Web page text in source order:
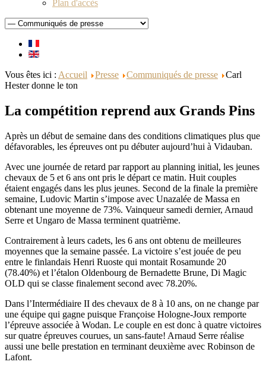
Plan d'accès
Vous êtes ici : Accueil Presse Communiqués de presse
Carl
Hester donne le ton
La compétition reprend aux Grands Pins
Après un début de semaine dans des conditions climatiques plus que
défavorables, les épreuves ont pu débuter aujourd’hui à Vidauban.
Avec une journée de retard par rapport au planning initial, les jeunes
chevaux de 5 et 6 ans ont pris le départ ce matin. Huit couples
étaient engagés dans les plus jeunes. Second de la finale la première
semaine, Ludovic Martin s’impose avec Unazalée de Massa en
obtenant une moyenne de 73%. Vainqueur samedi dernier, Arnaud
Serre et Ungaro de Massa terminent quatrième.
Contrairement à leurs cadets, les 6 ans ont obtenu de meilleures
moyennes que la semaine passée. La victoire s’est jouée de peu
entre le finlandais Henri Ruoste qui montait Rosamunde 20
(78.40%) et l’étalon Oldenbourg de Bernadette Brune, Di Magic
OLD qui se classe finalement second avec 78.20%.
Dans l’Intermédiaire II des chevaux de 8 à 10 ans, on ne change par
une équipe qui gagne puisque Françoise Hologne-Joux remporte
l’épreuve associée à Wodan. Le couple en est donc à quatre victoires
sur quatre épreuves courues, un sans-faute! Arnaud Serre réalise
aussi une belle prestation en terminant deuxième avec Robinson de
Lafont.